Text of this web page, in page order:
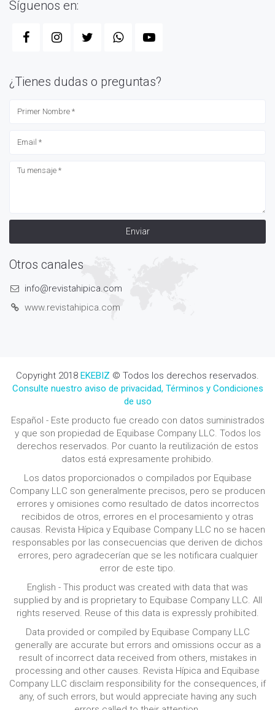
Síguenos en:
¿Tienes dudas o preguntas?
Enviar
Otros canales
info@revistahipica.com
www.revistahipica.com
Copyright 2018 EKEBIZ © Todos los derechos reservados.
Consulte nuestro aviso de privacidad, Términos y Condiciones
de uso
Español - Este producto fue creado con datos suministrados
y que son propiedad de Equibase Company LLC. Todos los
derechos reservados. Por cuanto la reutilización de estos
datos está expresamente prohibido.
Los datos proporcionados o compilados por Equibase
Company LLC son generalmente precisos, pero se producen
errores y omisiones como resultado de datos incorrectos
recibidos de otros, errores en el procesamiento y otras
causas. Revista Hípica y Equibase Company LLC no se hacen
responsables por las consecuencias que deriven de dichos
errores, pero agradecerían que se les notificara cualquier
error de este tipo.
English - This product was created with data that was
supplied by and is proprietary to Equibase Company LLC. All
rights reserved. Reuse of this data is expressly prohibited.
Data provided or compiled by Equibase Company LLC
generally are accurate but errors and omissions occur as a
result of incorrect data received from others, mistakes in
processing and other causes. Revista Hípica and Equibase
Company LLC disclaim responsibility for the consequences, if
any, of such errors, but would appreciate having any such